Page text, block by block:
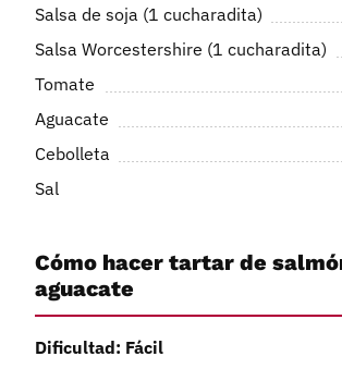
Salsa de soja (1 cucharadita)
Salsa Worcestershire (1 cucharadita)
Tomate
Aguacate
Cebolleta
Sal
Cómo hacer tartar de
aguacate
Dificultad: Fácil